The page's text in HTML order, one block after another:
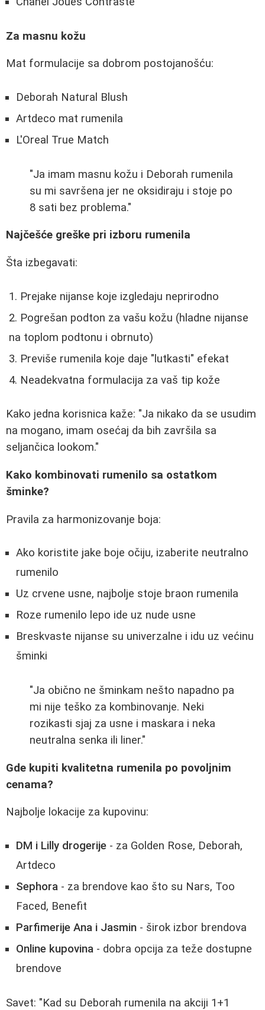
Za masnu kožu
Mat formulacije sa dobrom postojanošću:
Deborah Natural Blush
Artdeco mat rumenila
L'Oreal True Match
"Ja imam masnu kožu i Deborah rumenila
su mi savršena jer ne oksidiraju i stoje po
8 sati bez problema."
Najčešće greške pri izboru rumenila
Šta izbegavati:
Prejake nijanse koje izgledaju neprirodno
Pogrešan podton za vašu kožu (hladne nijanse
na toplom podtonu i obrnuto)
Previše rumenila koje daje "lutkasti" efekat
Neadekvatna formulacija za vaš tip kože
Kako jedna korisnica kaže: "Ja nikako da se usudim
na mogano, imam osećaj da bih završila sa
seljančica lookom."
Kako kombinovati rumenilo sa ostatkom
šminke?
Pravila za harmonizovanje boja:
Ako koristite jake boje očiju, izaberite neutralno
rumenilo
Uz crvene usne, najbolje stoje braon rumenila
Roze rumenilo lepo ide uz nude usne
Breskvaste nijanse su univerzalne i idu uz većinu
šminki
"Ja obično ne šminkam nešto napadno pa
mi nije teško za kombinovanje. Neki
rozikasti sjaj za usne i maskara i neka
neutralna senka ili liner."
Gde kupiti kvalitetna rumenila po povoljnim
cenama?
Najbolje lokacije za kupovinu:
DM i Lilly drogerije - za Golden Rose, Deborah,
Artdeco
Sephora - za brendove kao što su Nars, Too
Faced, Benefit
Parfimerije Ana i Jasmin - širok izbor brendova
Online kupovina - dobra opcija za teže dostupne
brendove
Savet: "Kad su Deborah rumenila na akciji 1+1